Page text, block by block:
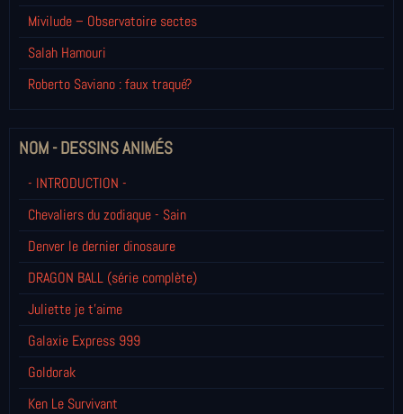
Mivilude – Observatoire sectes
Salah Hamouri
Roberto Saviano : faux traqué?
NOM - DESSINS ANIMÉS
- INTRODUCTION -
Chevaliers du zodiaque - Sain
Denver le dernier dinosaure
DRAGON BALL (série complète)
Juliette je t’aime
Galaxie Express 999
Goldorak
Ken Le Survivant